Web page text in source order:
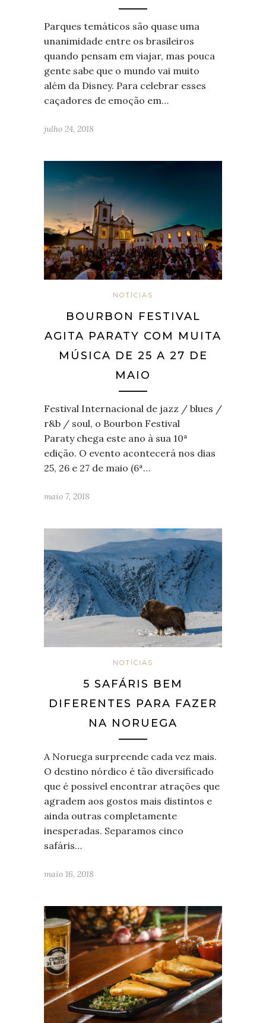
Parques temáticos são quase uma
unanimidade entre os brasileiros
quando pensam em viajar, mas pouca
gente sabe que o mundo vai muito
além da Disney. Para celebrar esses
caçadores de emoção em…
julho 24, 2018
NOTÍCIAS
BOURBON FESTIVAL
AGITA PARATY COM MUITA
MÚSICA DE 25 A 27 DE
MAIO
Festival Internacional de jazz / blues /
r&b / soul, o Bourbon Festival
Paraty chega este ano à sua 10ª
edição. O evento acontecerá nos dias
25, 26 e 27 de maio (6ª…
maio 7, 2018
NOTÍCIAS
5 SAFÁRIS BEM
DIFERENTES PARA FAZER
NA NORUEGA
A Noruega surpreende cada vez mais.
O destino nórdico é tão diversificado
que é possível encontrar atrações que
agradem aos gostos mais distintos e
ainda outras completamente
inesperadas. Separamos cinco
safáris…
maio 16, 2018